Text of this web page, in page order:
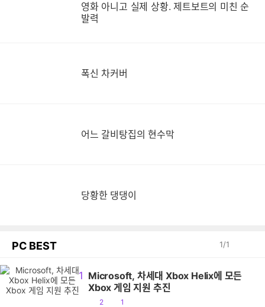
영화 아니고 실제 상황. 제트보트의 미친 순
발력
폭신 차커버
어느 갈비탕집의 현수막
당황한 댕댕이
PC BEST 1/1
1 Microsoft, 차세대 Xbox Helix에 모든
Xbox 게임 지원 추진
공
2
댓1